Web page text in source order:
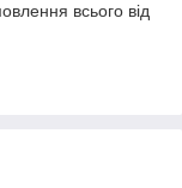
всього від